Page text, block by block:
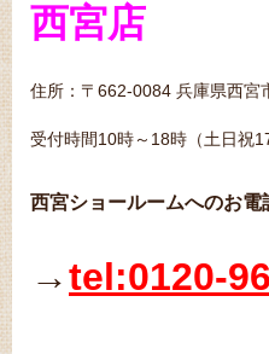
西宮店
住所：〒662-0084 兵庫県西宮
受付時間10時～18時（土日祝
西宮ショールームへのお電
→tel:0120-